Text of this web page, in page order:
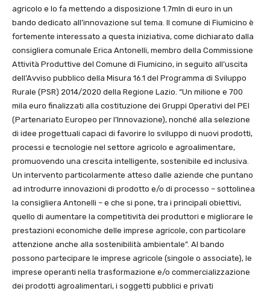
agricolo e lo fa mettendo a disposizione 1.7mln di euro in un
bando dedicato all’innovazione sul tema. Il comune di Fiumicino è
fortemente interessato a questa iniziativa, come dichiarato dalla
consigliera comunale Erica Antonelli, membro della Commissione
Attività Produttive del Comune di Fiumicino, in seguito all’uscita
dell’Avviso pubblico della Misura 16.1 del Programma di Sviluppo
Rurale (PSR) 2014/2020 della Regione Lazio. “Un milione e 700
mila euro finalizzati alla costituzione dei Gruppi Operativi del PEI
(Partenariato Europeo per l’Innovazione), nonché alla selezione
di idee progettuali capaci di favorire lo sviluppo di nuovi prodotti,
processi e tecnologie nel settore agricolo e agroalimentare,
promuovendo una crescita intelligente, sostenibile ed inclusiva.
Un intervento particolarmente atteso dalle aziende che puntano
ad introdurre innovazioni di prodotto e/o di processo – sottolinea
la consigliera Antonelli – e che si pone, tra i principali obiettivi,
quello di aumentare la competitività dei produttori e migliorare le
prestazioni economiche delle imprese agricole, con particolare
attenzione anche alla sostenibilità ambientale”. Al bando
possono partecipare le imprese agricole (singole o associate), le
imprese operanti nella trasformazione e/o commercializzazione
dei prodotti agroalimentari, i soggetti pubblici e privati